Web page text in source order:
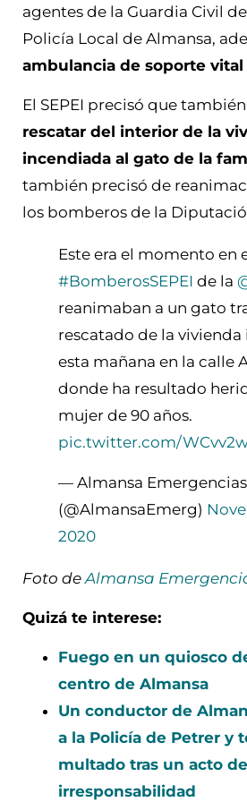
agentes de la Guardia Civil
Policía Local de Almansa,
ambulancia de soporte vital
El SEPEI precisó que también
rescatar del interior de la
incendiada al gato de la
también precisó de
los bomberos de la
Este era el momento en
#BomberosSEPEI de la
reanimaban a un gato
rescatado de la
esta mañana en la calle
donde ha resultado
mujer de 90 años.
pic.twitter.com/
— Almansa Emergencias
(@AlmansaEmerg)
2020
Foto de Almansa
Quizá te interese:
Fuego en un quiosco
centro de Almansa
Un conductor de
a la Policía de Petrer y
multado tras un acto de
irresponsabilidad